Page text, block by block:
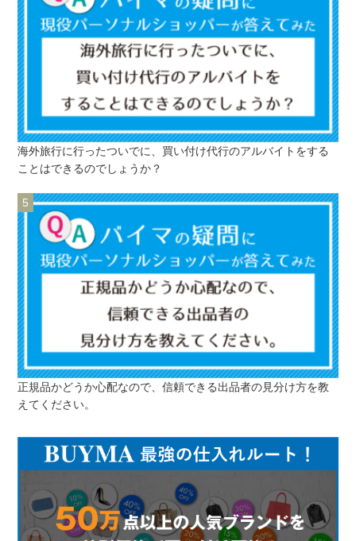
海外旅行に行ったついでに、買い付け代行のアルバイトをする
ことはできるのでしょうか？
正規品かどうか心配なので、信頼できる出品者の見分け方を教
えてください。